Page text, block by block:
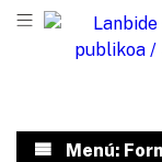
Menú: